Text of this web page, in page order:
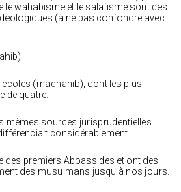
le wahabisme et le salafisme sont des
(à ne pas confondre avec
écoles (madhahib), dont les plus
de quatre.
mêmes sources jurisprudentielles
considérablement.
des premiers Abbassides et ont des
des musulmans jusqu’à nos jours.